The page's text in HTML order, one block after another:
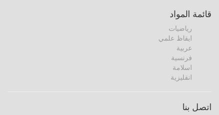
قائمة المواد
رياضيات
ايقاظ علمي
عربية
فرنسية
اسلامة
انقليزية
اتصل بنا